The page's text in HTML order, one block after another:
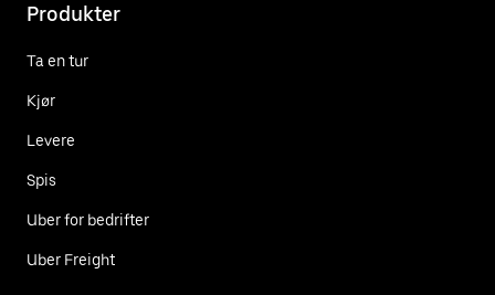
Produkter
Ta en tur
Kjør
Levere
Spis
Uber for bedrifter
Uber Freight